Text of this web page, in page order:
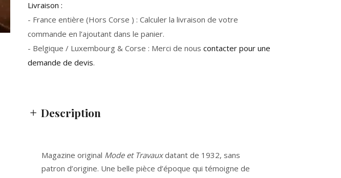
Livraison :
- France entière (Hors Corse ) : Calculer la livraison de votre
commande en l’ajoutant dans le panier.
- Belgique / Luxembourg & Corse : Merci de nous contacter pour une
demande de devis.
Description
Magazine original Mode et Travauxdatant de 1932, sans
patron d’origine. Une belle pièce d’époque qui témoigne de